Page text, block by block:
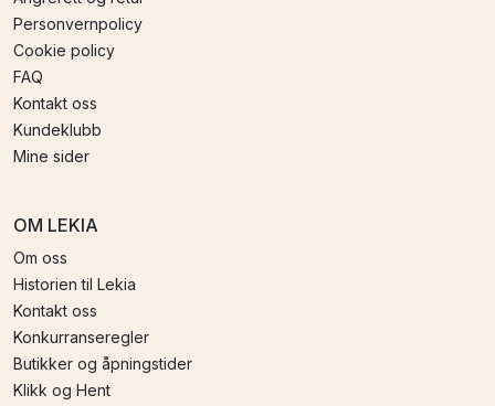
Personvernpolicy
Cookie policy
FAQ
Kontakt oss
Kundeklubb
Mine sider
OM LEKIA
Om oss
Historien til Lekia
Kontakt oss
Konkurranseregler
Butikker og åpningstider
Klikk og Hent